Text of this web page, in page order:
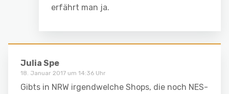
erfährt man ja.
Julia Spe
18. Januar 2017 um 14:36 Uhr
Gibts in NRW irgendwelche Shops, die noch NES-